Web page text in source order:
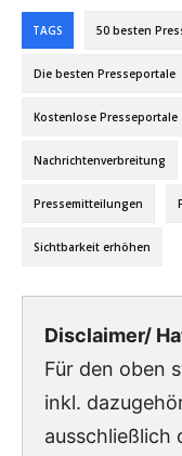
TAGS 50 besten
Die besten Presseportale
Kostenlose Presseportale
Nachrichtenverbreitung
Pressemitteilungen
Sichtbarkeit erhöhen
Disclaimer/
Für den oben
inkl.
ausschließlich